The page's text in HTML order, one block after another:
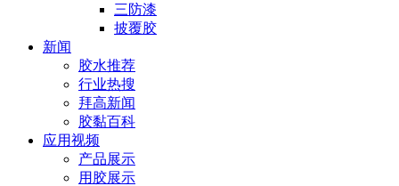
三防漆
披覆胶
新闻
胶水推荐
行业热搜
拜高新闻
胶黏百科
应用视频
产品展示
用胶展示